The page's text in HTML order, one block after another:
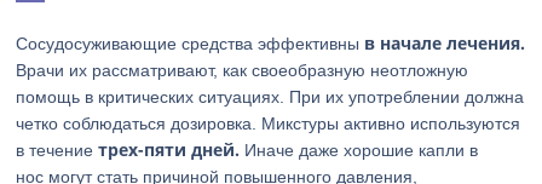
Сосудосуживающие средства эффективны в начале лечения.
Врачи их рассматривают, как своеобразную неотложную
помощь в критических ситуациях. При их употреблении должна
четко соблюдаться дозировка. Микстуры активно используются
в течениетрех-пяти дней. Иначе даже хорошие капли в
нос могут стать причиной повышенного давления,